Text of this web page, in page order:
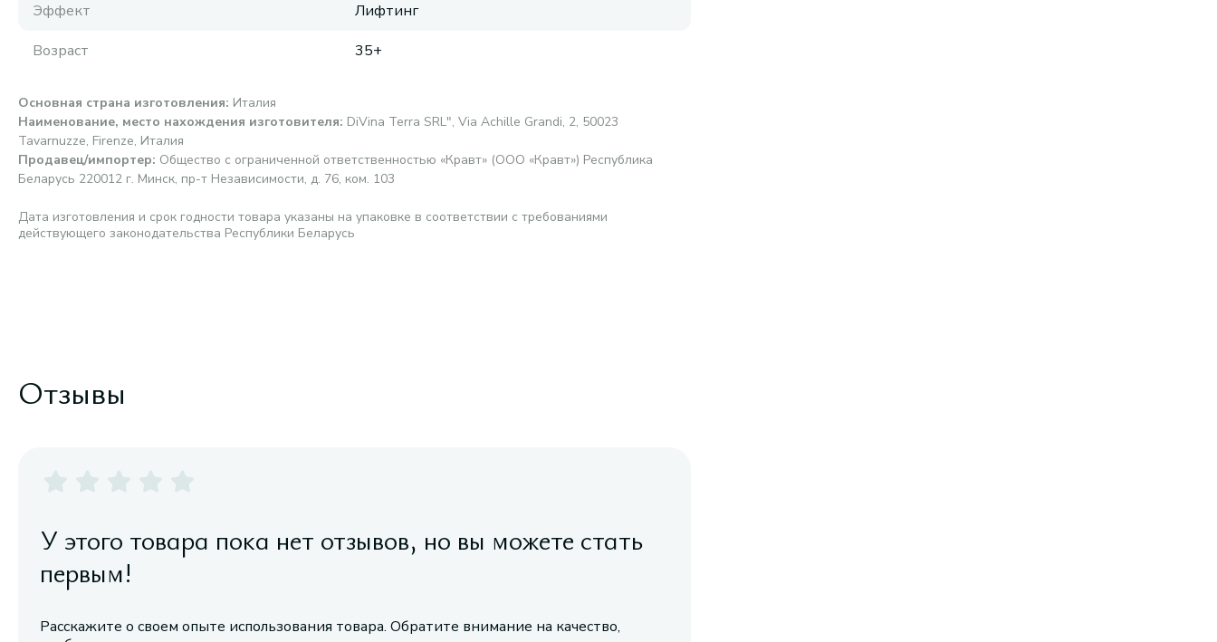
Эффект
Лифтинг
Возраст
35+
Основная страна изготовления: Италия
Наименование, место нахождения изготовителя: DiVina Terra SRL", Via Achille Grandi, 2, 50023
Tavarnuzze, Firenze, Италия
Продавец/импортер: Общество с ограниченной ответственностью «Кравт» (ООО «Кравт») Республика
Беларусь 220012 г. Минск, пр-т Независимости, д. 76, ком. 103
Дата изготовления и срок годности товара указаны на упаковке в соответствии с требованиями
действующего законодательства Республики Беларусь
Отзывы
У этого товара пока нет отзывов, но вы можете стать
первым!
Расскажите о своем опыте использования товара. Обратите внимание на качество,